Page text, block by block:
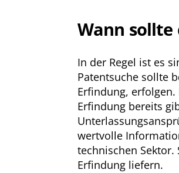
Wann
In der Regel ist es
Patentsuche sollte
Erfindung, erfolgen.
Erfindung bereits
wertvolle
technischen
Erfindung liefern.